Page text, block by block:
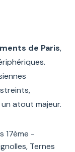
de Paris,
atout majeur.
17ème -
Ternes